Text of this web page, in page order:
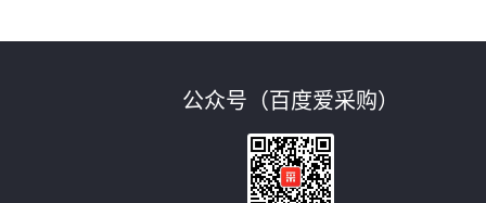
公众号（百度爱采购）